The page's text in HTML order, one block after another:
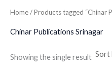
Home/ Products tagged “Chinar
Chinar Publications Srinagar
Showing the single result